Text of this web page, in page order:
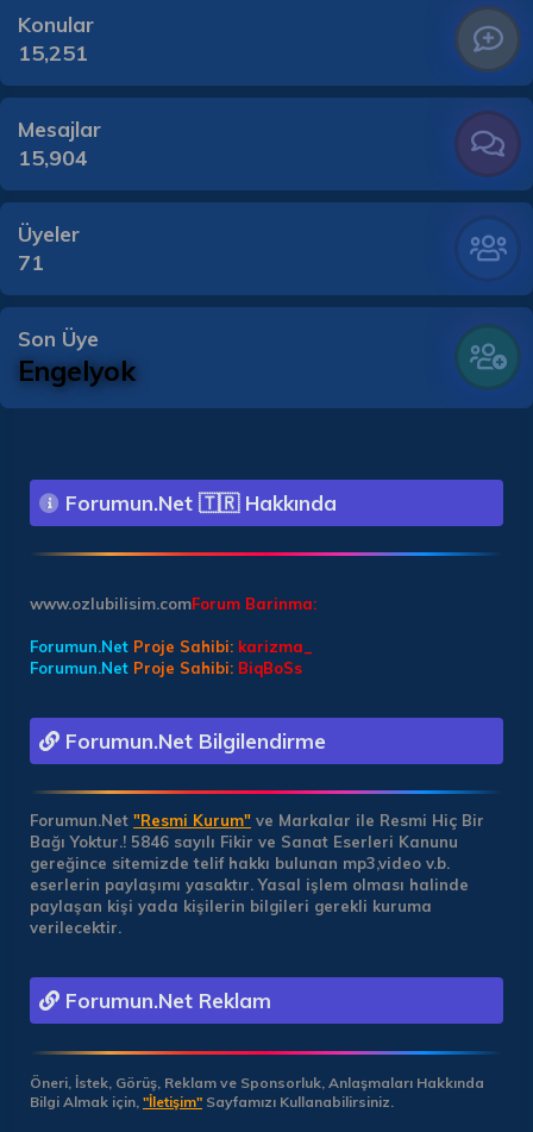
Konular
15,251
Mesajlar
15,904
Üyeler
71
Son Üye
Engelyok
Forumun.Net 🇹🇷 Hakkında
Forum Barinma:
www.ozlubilisim.com
Forumun.Net Proje Sahibi: karizma_
Forumun.Net Proje Sahibi: BiqBoSs
Forumun.Net Bilgilendirme
Forumun.Net "Resmi Kurum" ve Markalar ile Resmi Hiç Bir
Bağı Yoktur.! 5846 sayılı Fikir ve Sanat Eserleri Kanunu
gereğince sitemizde telif hakkı bulunan mp3,video v.b.
eserlerin paylaşımı yasaktır. Yasal işlem olması halinde
paylaşan kişi yada kişilerin bilgileri gerekli kuruma
verilecektir.
Forumun.Net Reklam
Öneri, İstek, Görüş, Reklam ve Sponsorluk, Anlaşmaları Hakkında
Bilgi Almak için, "İletişim" Sayfamızı Kullanabilirsiniz.